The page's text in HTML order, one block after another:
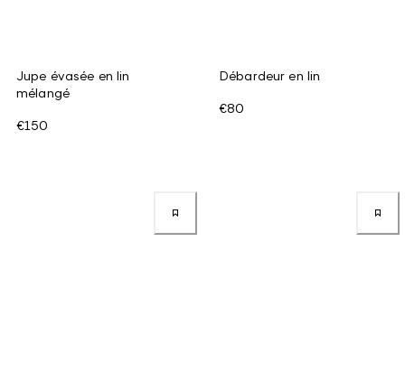
Jupe évasée en lin
mélangé
€150
Débardeur en lin
€80